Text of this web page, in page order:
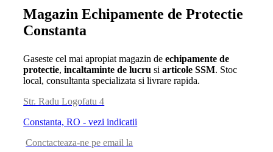
Magazin Echipamente de Protectie
Constanta
Gaseste cel mai apropiat magazin deechipamente de
protectie,incaltaminte de lucru siarticole SSM. Stoc
local, consultanta specializata si livrare rapida.
Str. Radu Logofatu 4
Constanta, RO - vezi indicatii
Conctacteaza-ne pe email la